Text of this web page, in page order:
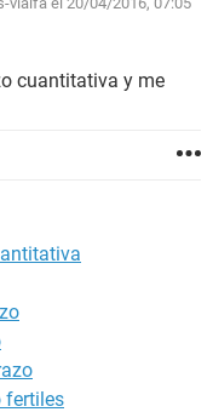
cuantitativa y me
fertiles